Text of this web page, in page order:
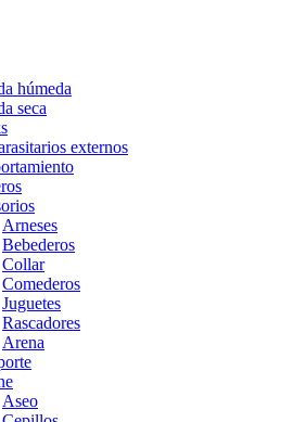
húmeda
seca
externos
Arneses
Bebederos
Collar
Comederos
Juguetes
Rascadores
Arena
Aseo